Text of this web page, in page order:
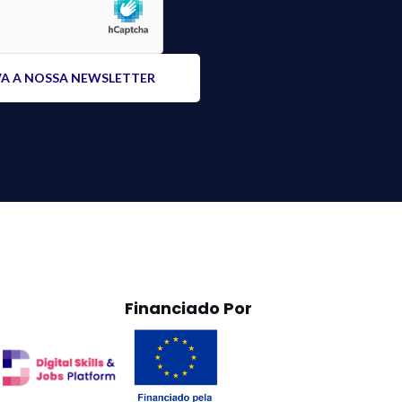
Financiado Por